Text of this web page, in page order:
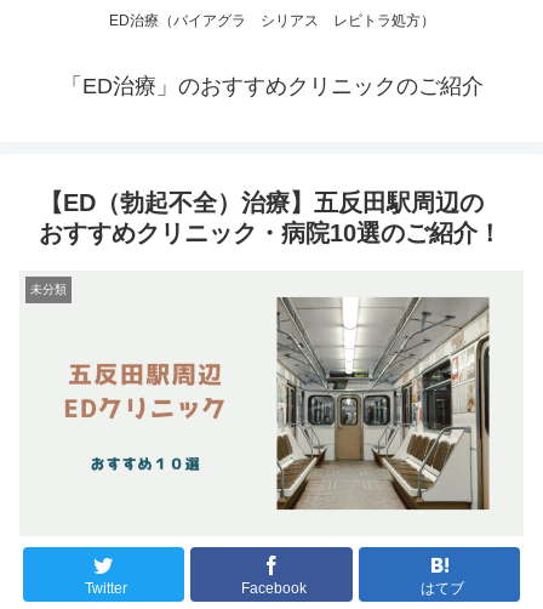
ED治療（バイアグラ シリアス レビトラ処方）
「ED治療」のおすすめクリニックのご紹介
【ED（勃起不全）治療】五反田駅周辺の
おすすめクリニック・病院10選のご紹介！
未分類
Twitter Facebook はてブ